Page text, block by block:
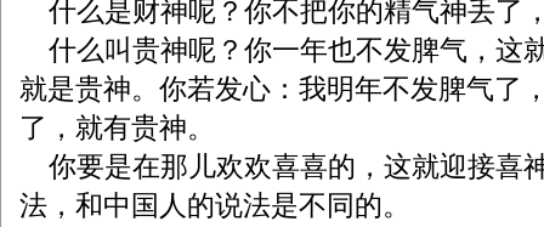
什么是财神呢？你不把你的精气神丢了
什么叫贵神呢？你一年也不发脾气，这
就是贵神。你若发心：我明年不发脾气了
了，就有贵神。
你要是在那儿欢欢喜喜的，这就迎接喜
法，和中国人的说法是不同的。